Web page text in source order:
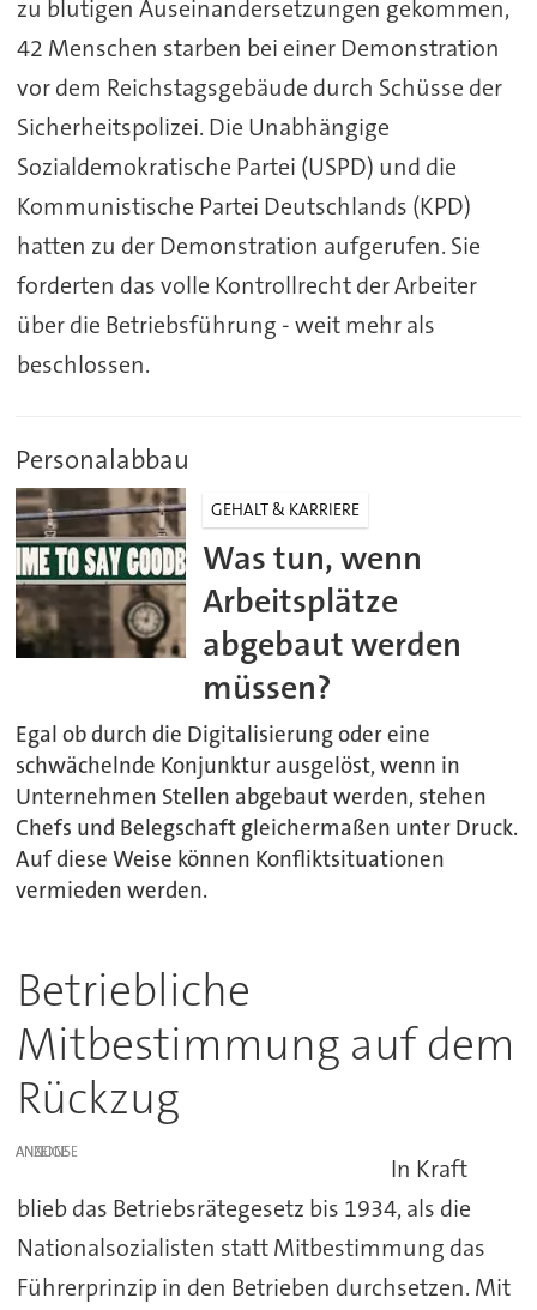
zu blutigen Auseinandersetzungen gekommen,
42 Menschen starben bei einer Demonstration
vor dem Reichstagsgebäude durch Schüsse der
Sicherheitspolizei. Die Unabhängige
Sozialdemokratische Partei (USPD) und die
Kommunistische Partei Deutschlands (KPD)
hatten zu der Demonstration aufgerufen. Sie
forderten das volle Kontrollrecht der Arbeiter
über die Betriebsführung - weit mehr als
beschlossen.
Personalabbau
GEHALT & KARRIERE
Was tun, wenn
Arbeitsplätze
abgebaut werden
müssen?
Egal ob durch die Digitalisierung oder eine
schwächelnde Konjunktur ausgelöst, wenn in
Unternehmen Stellen abgebaut werden, stehen
Chefs und Belegschaft gleichermaßen unter Druck.
Auf diese Weise können Konfliktsituationen
vermieden werden.
Betriebliche
Mitbestimmung auf dem
Rückzug
ANZEIGE
In Kraft
blieb das Betriebsrätegesetz bis 1934, als die
Nationalsozialisten statt Mitbestimmung das
Führerprinzip in den Betrieben durchsetzen. Mit